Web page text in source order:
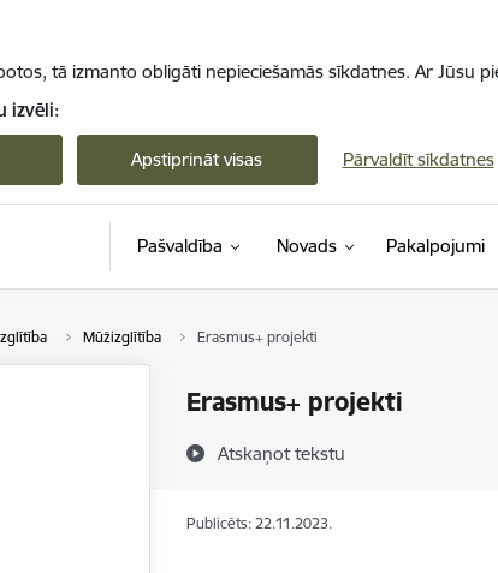
tā izmanto obligāti nepieciešamās sīkdatnes. Ar Jūsu
izvēli:
Apstiprināt visas Pārvaldīt sīkdatnes
Pašvaldība Novads Pakalpojumi
Mūžizglītība Erasmus+ projekti
Erasmus+ projekti
Atskaņot tekstu
Publicēts: 22.11.2023.